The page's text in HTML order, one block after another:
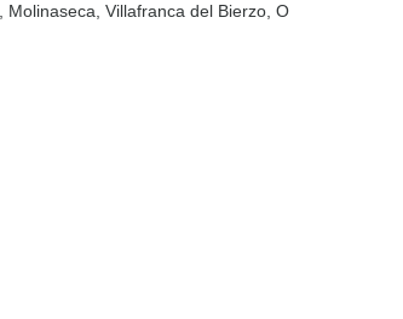
, Molinaseca , Villafranca del Bierzo , O